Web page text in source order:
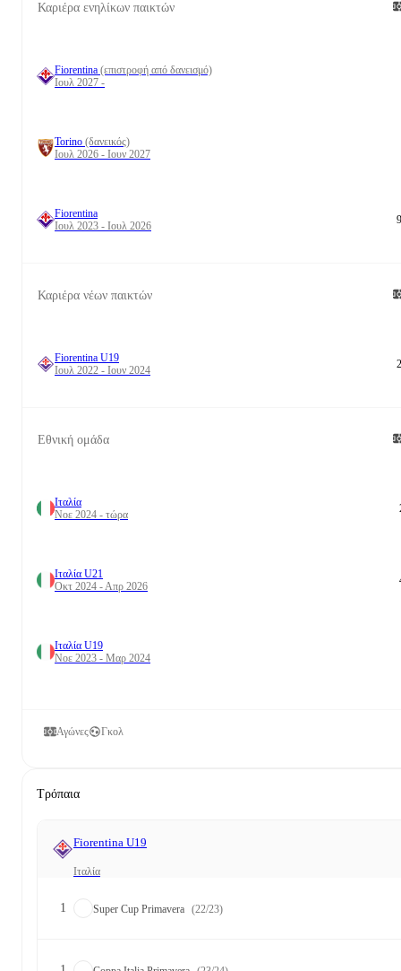
Καριέρα ενηλίκων παικτών
Fiorentina (επιστροφή από δανεισμό)
Ιουλ 2027 -
Torino (δανεικός)
Ιουλ 2026 - Ιουν 2027
Fiorentina
Ιουλ 2023 - Ιουλ 2026
Καριέρα νέων παικτών
Fiorentina U19
Ιουλ 2022 - Ιουν 2024
Εθνική ομάδα
Ιταλία
Νοε 2024 - τώρα
Ιταλία U21
Οκτ 2024 - Απρ 2026
Ιταλία U19
Νοε 2023 - Μαρ 2024
Αγώνες Γκολ
Τρόπαια
Fiorentina U19
Ιταλία
1 Super Cup Primavera (22/23)